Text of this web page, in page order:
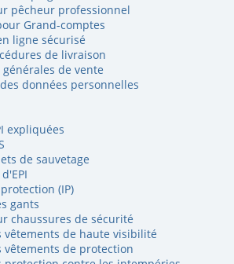
pêcheur professionnel
Grand-comptes
ligne sécurisé
de livraison
de vente
données personnelles
expliquées
de sauvetage
(IP)
gants
chaussures de sécurité
vêtements de haute visibilité
vêtements de protection